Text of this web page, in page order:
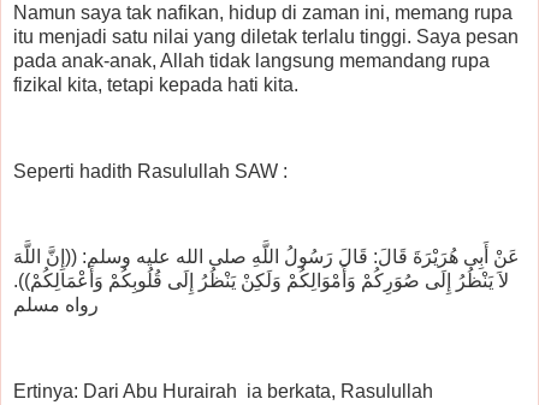
Namun saya tak nafikan, hidup di zaman ini, memang rupa
itu menjadi satu nilai yang diletak terlalu tinggi. Saya pesan
pada anak-anak, Allah tidak langsung memandang rupa
fizikal kita, tetapi kepada hati kita.
Seperti hadith Rasulullah SAW :
عَنْ أَبِى هُرَيْرَةَ قَالَ: قَالَ رَسُولُ اللَّهِ صلى الله عليه وسلم: ((إِنَّ اللَّهَ
لاَ يَنْظُرُ إِلَى صُوَرِكُمْ وَأَمْوَالِكُمْ وَلَكِنْ يَنْظُرُ إِلَى قُلُوبِكُمْ وَأَعْمَالِكُمْ)).
رواه مسلم
Ertinya: Dari Abu Hurairah ia berkata, Rasulullah